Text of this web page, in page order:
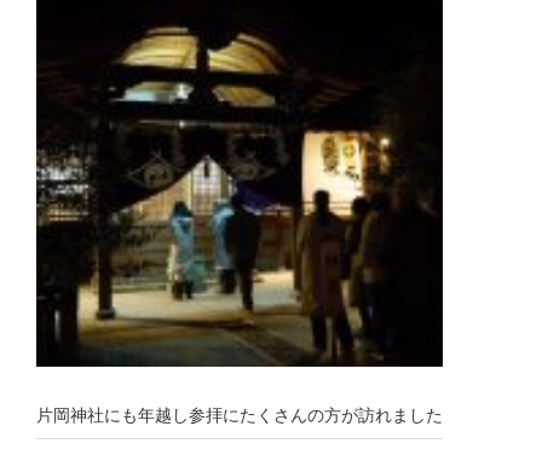
片岡神社にも年越し参拝にたくさんの方が訪れました